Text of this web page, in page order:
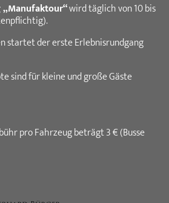
wird täglich von 10 bis
startet der erste Erlebnisrundgang
sind für kleine und große Gäste
pro Fahrzeug beträgt 3 € (Busse